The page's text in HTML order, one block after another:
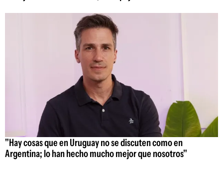
"Hay cosas que en Uruguay no se discuten como en
Argentina; lo han hecho mucho mejor que nosotros"